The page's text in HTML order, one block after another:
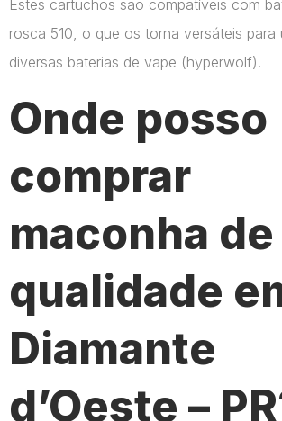
Estes cartuchos são compatíveis com
rosca 510, o que os torna versáteis para
diversas baterias de vape​ (hyperwolf)​.
Onde posso
comprar
maconha de
qualidade
Diamante
d’Oeste –